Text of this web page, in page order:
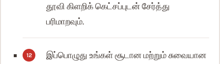
தூவி கிளறிக் கெட்சப்புடன் சேர்த்து
பரிமாறவும்.
இப்பொழுது உங்கள் சூடான மற்றும் சுவையான